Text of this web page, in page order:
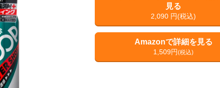
見る
2,090 円(税込)
Amazonで詳細を見る
1,509円(税込)